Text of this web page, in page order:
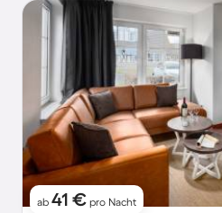
ab 41 € pro Nacht